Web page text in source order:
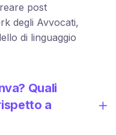
post
degli Avvocati,
di linguaggio
Quali
a